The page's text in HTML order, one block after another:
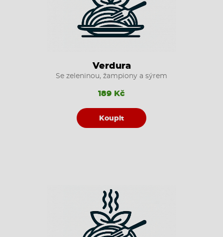
Verdura
Se zeleninou, žampiony a sýrem
189 Kč
Koupit